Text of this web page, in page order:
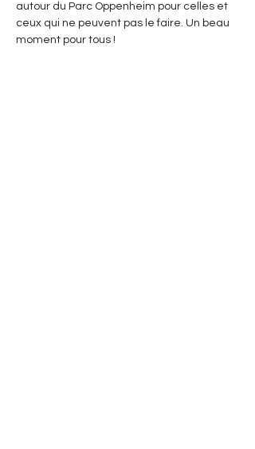
autour du Parc Oppenheim pour celles et
ceux qui ne peuvent pas le faire. Un beau
moment pour tous !